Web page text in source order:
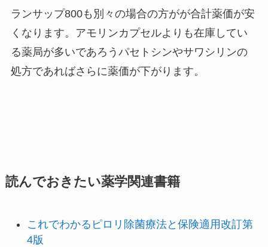
ランサップ800も別々の場合の方がが合計薬価が安
くなります。アモリンカプセルよりも在庫してい
る薬局が多いであろうパセトシンやサワシリンの
処方であればさらに薬価が下がります。
読んでおきたい薬学関連書籍
これでわかるピロリ除菌療法と保険適用改訂第
4版